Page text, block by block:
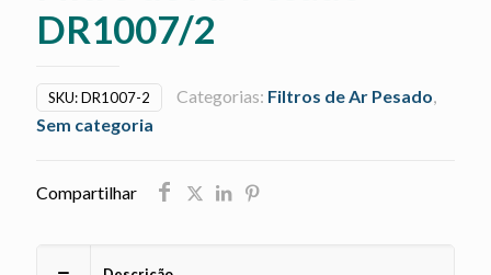
DR1007/2
SKU:DR1007-2 Categorias: Filtros de Ar Pesado
Sem categoria
Compartilhar